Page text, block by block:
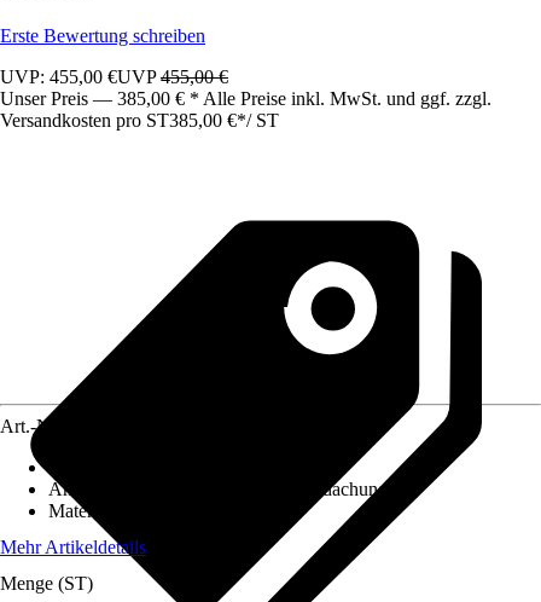
Erste Bewertung schreiben
UVP: 455,00 €UVP455,00 €
Unser Preis — 385,00 € * Alle Preise inkl. MwSt. und ggf. zzgl.
Versandkosten pro ST385,00 €*/ ST
Art.-Nr.
Anwendungsbereich
Terrassenüberdachung
Material
Mehr Artikeldetails
Menge (ST)